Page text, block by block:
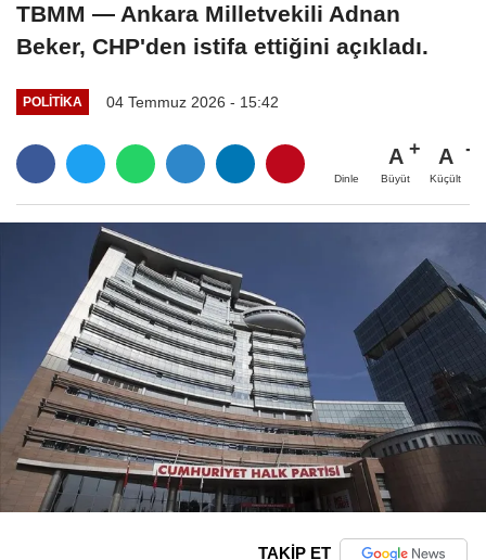
TBMM — Ankara Milletvekili Adnan
Beker, CHP'den istifa ettiğini açıkladı.
POLITIKA 04 Temmuz 2026 - 15:42
Dinle
A
Büyüt
A
Küçült
TAKİP ET